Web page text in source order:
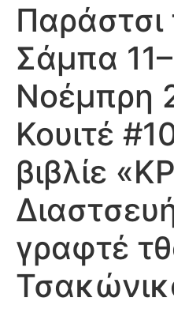
Παράστσι
Σάμπα
Νοέμπρη
Κουιτέ
βιβλίε
γραφτέ